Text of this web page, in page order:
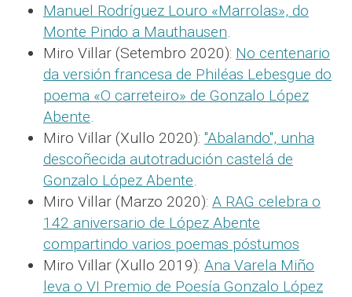
Manuel Rodríguez Louro «Marrolas», do
Monte Pindo a Mauthausen.
Miro Villar (Setembro 2020): No centenario
da versión francesa de Philéas Lebesgue do
poema «O carreteiro» de Gonzalo López
Abente.
Miro Villar (Xullo 2020): "Abalando", unha
descoñecida autotradución castelá de
Gonzalo López Abente.
Miro Villar (Marzo 2020): A RAG celebra o
142 aniversario de López Abente
compartindo varios poemas póstumos
Miro Villar (Xullo 2019): Ana Varela Miño
leva o VI Premio de Poesía Gonzalo López